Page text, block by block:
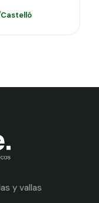
y vallas